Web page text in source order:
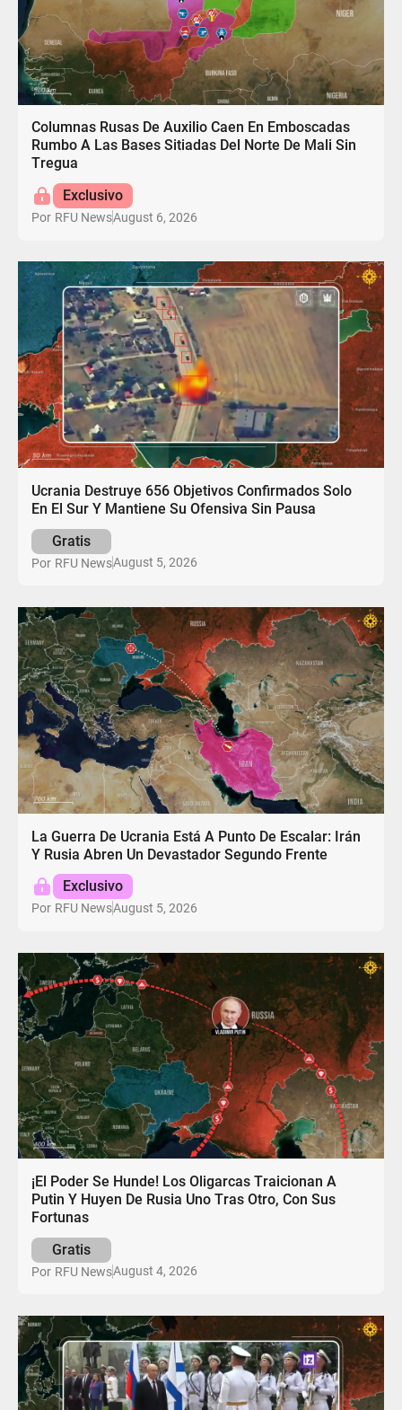
Columnas Rusas De Auxilio Caen En Emboscadas
Rumbo A Las Bases Sitiadas Del Norte De Mali Sin
Tregua
Exclusivo
Por RFU NewsAugust 6, 2026
Ucrania Destruye 656 Objetivos Confirmados Solo
En El Sur Y Mantiene Su Ofensiva Sin Pausa
Gratis
Por RFU NewsAugust 5, 2026
La Guerra De Ucrania Está A Punto De Escalar: Irán
Y Rusia Abren Un Devastador Segundo Frente
Exclusivo
Por RFU NewsAugust 5, 2026
¡El Poder Se Hunde! Los Oligarcas Traicionan A
Putin Y Huyen De Rusia Uno Tras Otro, Con Sus
Fortunas
Gratis
Por RFU NewsAugust 4, 2026